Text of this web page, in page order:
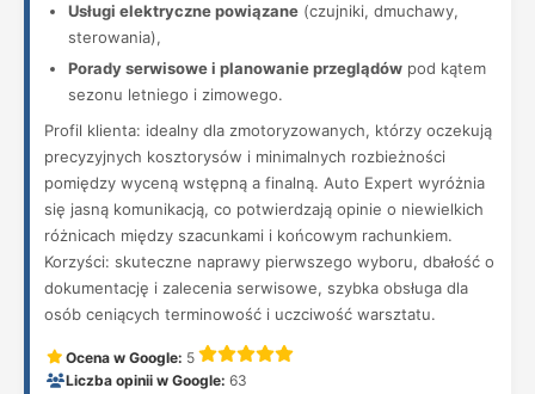
Usługi elektryczne powiązane (czujniki, dmuchawy,
sterowania),
Porady serwisowe i planowanie przeglądów pod kątem
sezonu letniego i zimowego.
Profil klienta: idealny dla zmotoryzowanych, którzy oczekują
precyzyjnych kosztorysów i minimalnych rozbieżności
pomiędzy wyceną wstępną a finalną. Auto Expert wyróżnia
się jasną komunikacją, co potwierdzają opinie o niewielkich
różnicach między szacunkami i końcowym rachunkiem.
Korzyści: skuteczne naprawy pierwszego wyboru, dbałość o
dokumentację i zalecenia serwisowe, szybka obsługa dla
osób ceniących terminowość i uczciwość warsztatu.
Ocena w Google: 5
Liczba opinii w Google: 63